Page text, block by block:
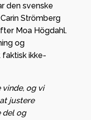
den svenske
Strömberg
Moa Högdahl.
og
ikke-
og vi
justere
del og